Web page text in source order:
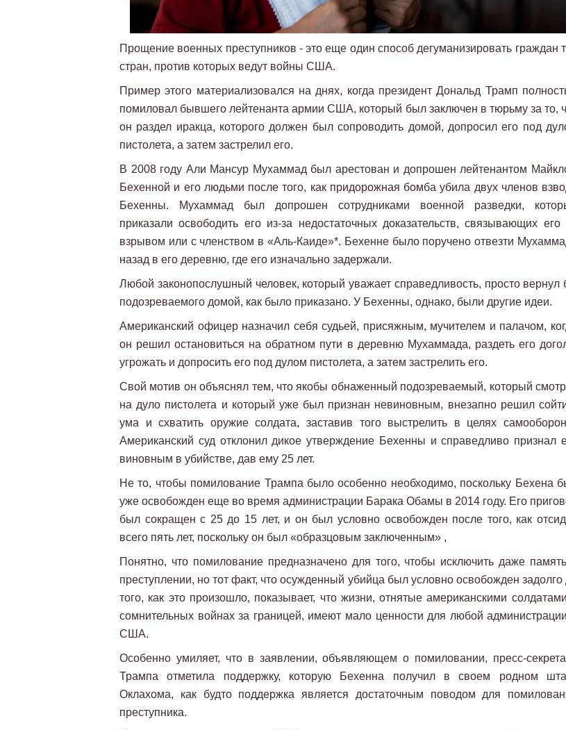
Прощение военных преступников - это еще один способ дегуманизировать граждан
стран, против которых ведут войны США.
Пример этого материализовался на днях, когда президент Дональд Трамп
помиловал бывшего лейтенанта армии США, который был заключен в тюрьму за то,
он раздел иракца, которого должен был сопроводить домой, допросил его под
пистолета, а затем застрелил его.
В 2008 году Али Мансур Мухаммад был арестован и допрошен лейтенантом
Бехенной и его людьми после того, как придорожная бомба убила двух членов
Бехенны. Мухаммад был допрошен сотрудниками военной разведки,
приказали освободить его из-за недостаточных доказательств, связывающих его
взрывом или с членством в «Аль-Каиде»*. Бехенне было поручено отвезти
назад в его деревню, где его изначально задержали.
Любой законопослушный человек, который уважает справедливость, просто вернул
подозреваемого домой, как было приказано. У Бехенны, однако, были другие идеи.
Американский офицер назначил себя судьей, присяжным, мучителем и палачом,
он решил остановиться на обратном пути в деревню Мухаммада, раздеть его
угрожать и допросить его под дулом пистолета, а затем застрелить его.
Свой мотив он объяснял тем, что якобы обнаженный подозреваемый, который
на дуло пистолета и который уже был признан невиновным, внезапно решил
ума и схватить оружие солдата, заставив того выстрелить в целях
Американский суд отклонил дикое утверждение Бехенны и справедливо признал
виновным в убийстве, дав ему 25 лет.
Не то, чтобы помилование Трампа было особенно необходимо, поскольку Бехена
уже освобожден еще во время администрации Барака Обамы в 2014 году. Его
был сокращен с 25 до 15 лет, и он был условно освобожден после того, как
всего пять лет, поскольку он был «образцовым заключенным» ,
Понятно, что помилование предназначено для того, чтобы исключить даже
преступлении, но тот факт, что осужденный убийца был условно освобожден задолго
того, как это произошло, показывает, что жизни, отнятые американскими
сомнительных войнах за границей, имеют мало ценности для любой
США.
Особенно умиляет, что в заявлении, объявляющем о помиловании, пресс-
Трампа отметила поддержку, которую Бехенна получил в своем родном
Оклахома, как будто поддержка является достаточным поводом для
преступника.